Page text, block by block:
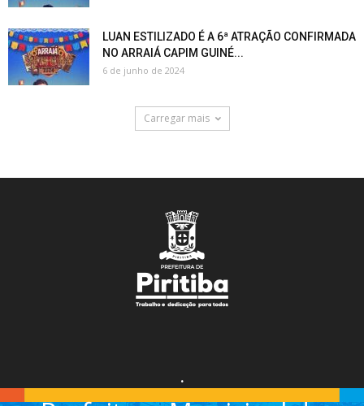
LUAN ESTILIZADO É A 6ª ATRAÇÃO CONFIRMADA
NO ARRAIÁ CAPIM GUINÉ...
6 de junho de 2024
Carregar mais
.